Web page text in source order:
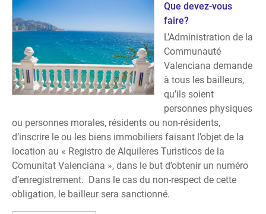
аренду
туристам
и
отдыхающим?
Que devez-vous
faire?
L’Administration de la
Communauté
Valenciana demande
à tous les bailleurs,
qu’ils soient
personnes physiques
ou personnes morales, résidents ou non-résidents,
d’inscrire le ou les biens immobiliers faisant l’objet de la
location au « Registro de Alquileres Turisticos de la
Comunitat Valenciana », dans le but d’obtenir un numéro
d’enregistrement. Dans le cas du non-respect de cette
obligation, le bailleur sera sanctionné.